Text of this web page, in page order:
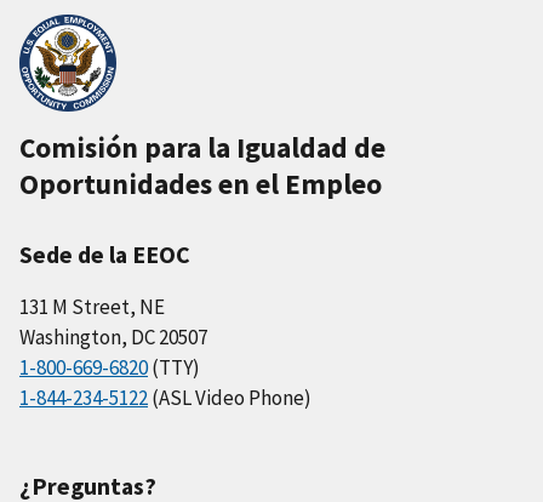
Comisión para la Igualdad de
Oportunidades en el Empleo
Sede de la EEOC
131 M Street, NE
Washington, DC 20507
1-800-669-6820(TTY)
1-844-234-5122(ASL Video Phone)
¿Preguntas?